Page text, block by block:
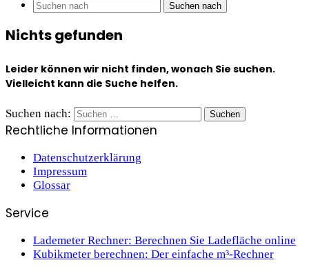
Suchen nach
Nichts gefunden
Leider können wir nicht finden, wonach Sie suchen.
Vielleicht kann die Suche helfen.
Suchen nach:
Rechtliche Informationen
Datenschutzerklärung
Impressum
Glossar
Service
Lademeter Rechner: Berechnen Sie Ladefläche online
Kubikmeter berechnen: Der einfache m³-Rechner